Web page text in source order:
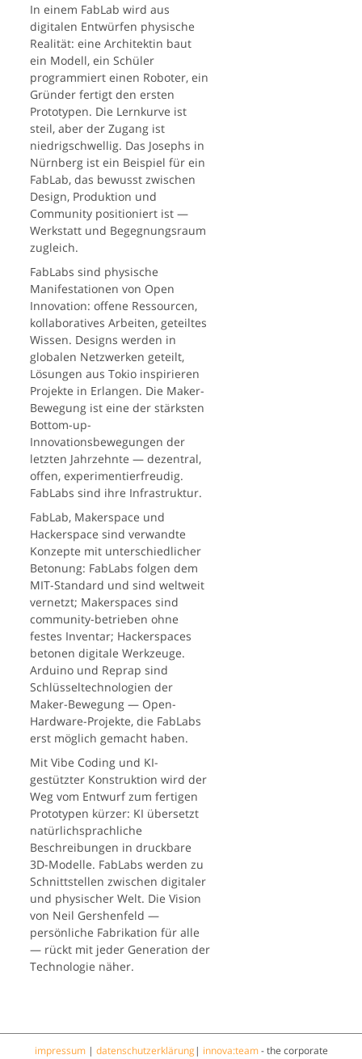
In einem FabLab wird aus
digitalen Entwürfen physische
Realität: eine Architektin baut
ein Modell, ein Schüler
programmiert einen Roboter, ein
Gründer fertigt den ersten
Prototypen. Die Lernkurve ist
steil, aber der Zugang ist
niedrigschwellig. Das Josephs in
Nürnberg ist ein Beispiel für ein
FabLab, das bewusst zwischen
Design, Produktion und
Community positioniert ist —
Werkstatt und Begegnungsraum
zugleich.
FabLabs sind physische
Manifestationen von Open
Innovation: offene Ressourcen,
kollaboratives Arbeiten, geteiltes
Wissen. Designs werden in
globalen Netzwerken geteilt,
Lösungen aus Tokio inspirieren
Projekte in Erlangen. Die Maker-
Bewegung ist eine der stärksten
Bottom-up-
Innovationsbewegungen der
letzten Jahrzehnte — dezentral,
offen, experimentierfreudig.
FabLabs sind ihre Infrastruktur.
FabLab, Makerspace und
Hackerspace sind verwandte
Konzepte mit unterschiedlicher
Betonung: FabLabs folgen dem
MIT-Standard und sind weltweit
vernetzt; Makerspaces sind
community-betrieben ohne
festes Inventar; Hackerspaces
betonen digitale Werkzeuge.
Arduino und Reprap sind
Schlüsseltechnologien der
Maker-Bewegung — Open-
Hardware-Projekte, die FabLabs
erst möglich gemacht haben.
Mit Vibe Coding und KI-
gestützter Konstruktion wird der
Weg vom Entwurf zum fertigen
Prototypen kürzer: KI übersetzt
natürlichsprachliche
Beschreibungen in druckbare
3D-Modelle. FabLabs werden zu
Schnittstellen zwischen digitaler
und physischer Welt. Die Vision
von Neil Gershenfeld —
persönliche Fabrikation für alle
— rückt mit jeder Generation der
Technologie näher.
impressum| datenschutzerklärung | innova:team- the corporate